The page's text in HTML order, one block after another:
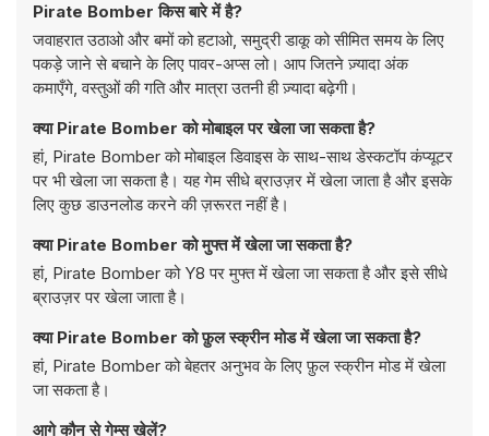
Pirate Bomber किस बारे में है?
जवाहरात उठाओ और बमों को हटाओ, समुद्री डाकू को सीमित समय के लिए
पकड़े जाने से बचाने के लिए पावर-अप्स लो। आप जितने ज़्यादा अंक
कमाएँगे, वस्तुओं की गति और मात्रा उतनी ही ज़्यादा बढ़ेगी।
क्या Pirate Bomber को मोबाइल पर खेला जा सकता है?
हां, Pirate Bomber को मोबाइल डिवाइस के साथ-साथ डेस्कटॉप कंप्यूटर
पर भी खेला जा सकता है। यह गेम सीधे ब्राउज़र में खेला जाता है और इसके
लिए कुछ डाउनलोड करने की ज़रूरत नहीं है।
क्या Pirate Bomber को मुफ्त में खेला जा सकता है?
हां, Pirate Bomber को Y8 पर मुफ्त में खेला जा सकता है और इसे सीधे
ब्राउज़र पर खेला जाता है।
क्या Pirate Bomber को फ़ुल स्क्रीन मोड में खेला जा सकता है?
हां, Pirate Bomber को बेहतर अनुभव के लिए फ़ुल स्क्रीन मोड में खेला
जा सकता है।
आगे कौन से गेम्स खेलें?